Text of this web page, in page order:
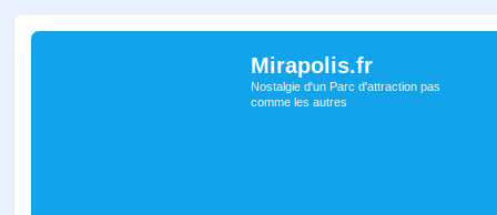
Mirapolis.fr
Nostalgie d'un Parc d'attraction pas
comme les autres